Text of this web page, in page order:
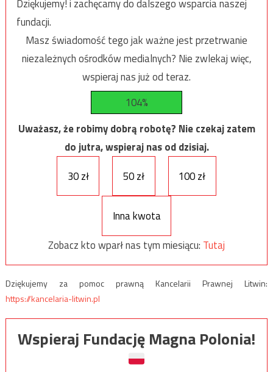
Dziękujemy! i zachęcamy do dalszego wsparcia naszej
fundacji.
Masz świadomość tego jak ważne jest przetrwanie
niezależnych ośrodków medialnych? Nie zwlekaj więc,
wspieraj nas już od teraz.
104%
Uważasz, że robimy dobrą robotę? Nie czekaj zatem
do jutra, wspieraj nas od dzisiaj.
30 zł
50 zł 100 zł
Inna kwota
Zobacz kto wparł nas tym miesiącu: Tutaj
Dziękujemy za pomoc prawną Kancelarii Prawnej Litwin:
https://kancelaria-litwin.pl
Wspieraj Fundację Magna Polonia!